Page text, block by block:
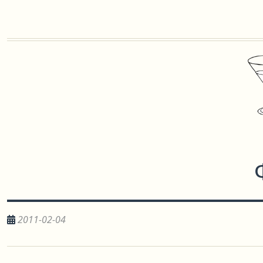
2011-02-04